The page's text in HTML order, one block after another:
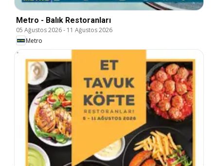
Metro - Balık Restoranları
05 Ağustos 2026- 11 Ağustos 2026
Metro